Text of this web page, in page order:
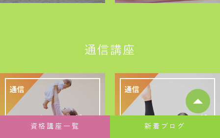
通信講座
ベビーマッサージ
WithBaby
新着ブログ
資格講座一覧